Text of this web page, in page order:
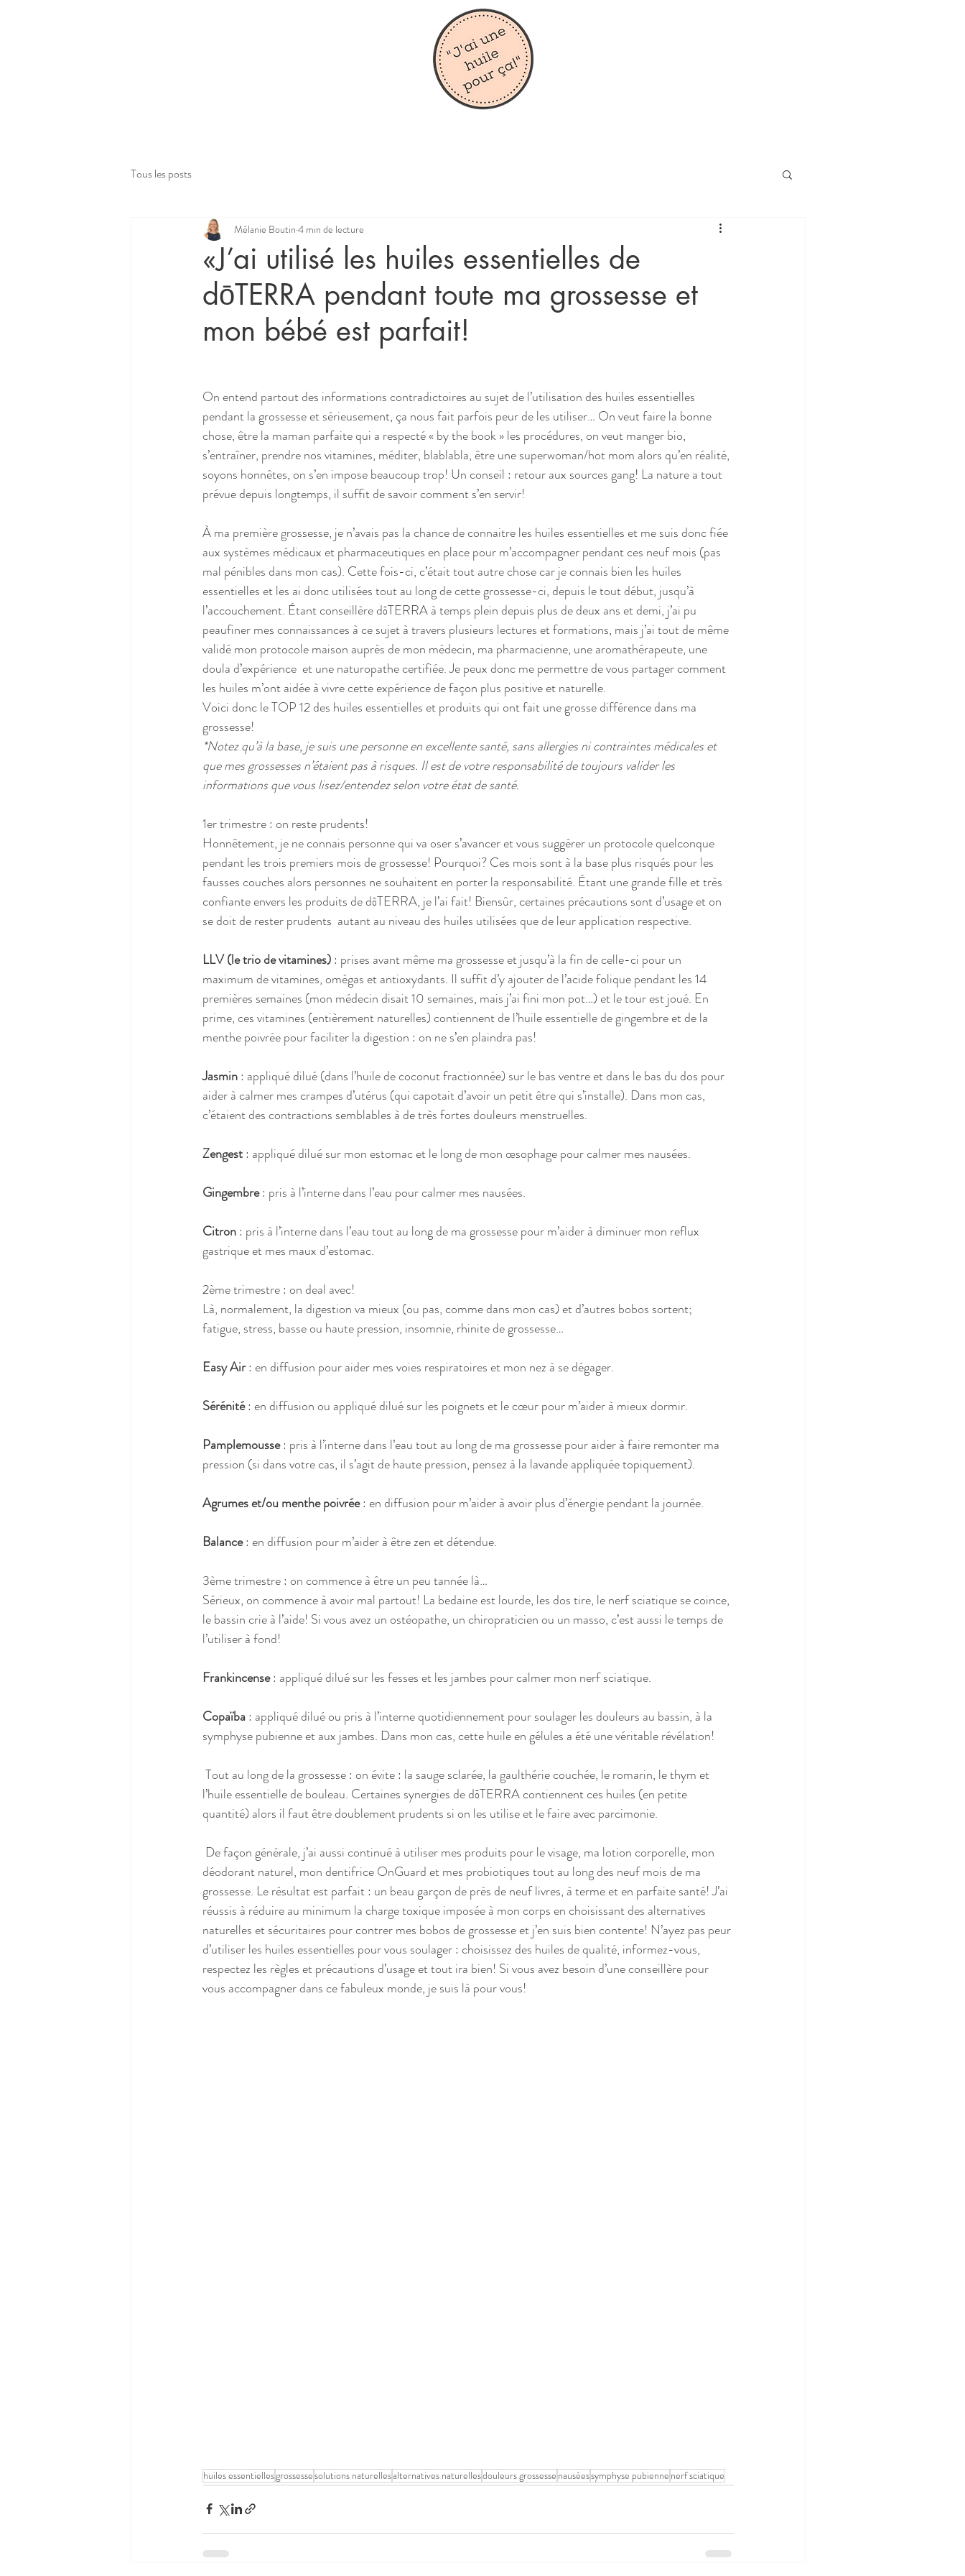
Tous les posts
«J’ai utilisé les huiles essentielles de
dōTERRA pendant toute ma grossesse et
mon bébé est parfait!
Mélanie Boutin 4 min de lecture
On entend partout des informations contradictoires au sujet de l’utilisation des huiles essentielles
pendant la grossesse et sérieusement, ça nous fait parfois peur de les utiliser… On veut faire la bonne
chose, être la maman parfaite qui a respecté « by the book » les procédures, on veut manger bio,
s’entraîner, prendre nos vitamines, méditer, blablabla, être une superwoman/hot mom alors qu’en réalité,
soyons honnêtes, on s’en impose beaucoup trop! Un conseil : retour aux sources gang! La nature a tout
prévue depuis longtemps, il suffit de savoir comment s’en servir!
À ma première grossesse, je n’avais pas la chance de connaitre les huiles essentielles et me suis donc fiée
aux systèmes médicaux et pharmaceutiques en place pour m’accompagner pendant ces neuf mois (pas
mal pénibles dans mon cas). Cette fois-ci, c’était tout autre chose car je connais bien les huiles
essentielles et les ai donc utilisées tout au long de cette grossesse-ci, depuis le tout début, jusqu’à
l’accouchement. Étant conseillère dōTERRA à temps plein depuis plus de deux ans et demi, j’ai pu
peaufiner mes connaissances à ce sujet à travers plusieurs lectures et formations, mais j’ai tout de même
validé mon protocole maison auprès de mon médecin, ma pharmacienne, une aromathérapeute, une
doula d’expérience  et une naturopathe certifiée. Je peux donc me permettre de vous partager comment
les huiles m’ont aidée à vivre cette expérience de façon plus positive et naturelle.
Voici donc le TOP 12 des huiles essentielles et produits qui ont fait une grosse différence dans ma
grossesse!
*Notez qu’à la base, je suis une personne en excellente santé, sans allergies ni contraintes médicales et
que mes grossesses n’étaient pas à risques. Il est de votre responsabilité de toujours valider les
informations que vous lisez/entendez selon votre état de santé.
1er trimestre : on reste prudents!
Honnêtement, je ne connais personne qui va oser s’avancer et vous suggérer un protocole quelconque
pendant les trois premiers mois de grossesse! Pourquoi? Ces mois sont à la base plus risqués pour les
fausses couches alors personnes ne souhaitent en porter la responsabilité. Étant une grande fille et très
confiante envers les produits de dōTERRA, je l’ai fait! Biensûr, certaines précautions sont d’usage et on
se doit de rester prudents  autant au niveau des huiles utilisées que de leur application respective.
LLV (le trio de vitamines) : prises avant même ma grossesse et jusqu’à la fin de celle-ci pour un
maximum de vitamines, omégas et antioxydants. Il suffit d’y ajouter de l’acide folique pendant les 14
premières semaines (mon médecin disait 10 semaines, mais j’ai fini mon pot…) et le tour est joué. En
prime, ces vitamines (entièrement naturelles) contiennent de l’huile essentielle de gingembre et de la
menthe poivrée pour faciliter la digestion : on ne s’en plaindra pas!
Jasmin : appliqué dilué (dans l’huile de coconut fractionnée) sur le bas ventre et dans le bas du dos pour
aider à calmer mes crampes d’utérus (qui capotait d’avoir un petit être qui s’installe). Dans mon cas,
c’étaient des contractions semblables à de très fortes douleurs menstruelles.
Zengest : appliqué dilué sur mon estomac et le long de mon œsophage pour calmer mes nausées.
Gingembre : pris à l’interne dans l’eau pour calmer mes nausées.
Citron : pris à l’interne dans l’eau tout au long de ma grossesse pour m’aider à diminuer mon reflux
gastrique et mes maux d’estomac.
2ème trimestre : on deal avec!
Là, normalement, la digestion va mieux (ou pas, comme dans mon cas) et d’autres bobos sortent;
fatigue, stress, basse ou haute pression, insomnie, rhinite de grossesse…
Easy Air : en diffusion pour aider mes voies respiratoires et mon nez à se dégager.
Sérénité : en diffusion ou appliqué dilué sur les poignets et le cœur pour m’aider à mieux dormir.
Pamplemousse : pris à l’interne dans l’eau tout au long de ma grossesse pour aider à faire remonter ma
pression (si dans votre cas, il s’agit de haute pression, pensez à la lavande appliquée topiquement).
Agrumes et/ou menthe poivrée : en diffusion pour m’aider à avoir plus d’énergie pendant la journée.
Balance : en diffusion pour m’aider à être zen et détendue.
3ème trimestre : on commence à être un peu tannée là…
Sérieux, on commence à avoir mal partout! La bedaine est lourde, les dos tire, le nerf sciatique se coince,
le bassin crie à l’aide! Si vous avez un ostéopathe, un chiropraticien ou un masso, c’est aussi le temps de
l’utiliser à fond!
Frankincense : appliqué dilué sur les fesses et les jambes pour calmer mon nerf sciatique.
Copaïba : appliqué dilué ou pris à l’interne quotidiennement pour soulager les douleurs au bassin, à la
symphyse pubienne et aux jambes. Dans mon cas, cette huile en gélules a été une véritable révélation!
l’huile essentielle de bouleau. Certaines synergies de dōTERRA contiennent ces huiles (en petite
quantité) alors il faut être doublement prudents si on les utilise et le faire avec parcimonie.
déodorant naturel, mon dentifrice OnGuard et mes probiotiques tout au long des neuf mois de ma
grossesse. Le résultat est parfait : un beau garçon de près de neuf livres, à terme et en parfaite santé! J’ai
réussis à réduire au minimum la charge toxique imposée à mon corps en choisissant des alternatives
naturelles et sécuritaires pour contrer mes bobos de grossesse et j’en suis bien contente! N’ayez pas peur
d’utiliser les huiles essentielles pour vous soulager : choisissez des huiles de qualité, informez-vous,
respectez les règles et précautions d’usage et tout ira bien! Si vous avez besoin d’une conseillère pour
vous accompagner dans ce fabuleux monde, je suis là pour vous!
huiles essentiellesgrossessesolutions naturellesalternatives naturellesdouleurs grossesse nauséessymphyse pubienne nerf sciatique